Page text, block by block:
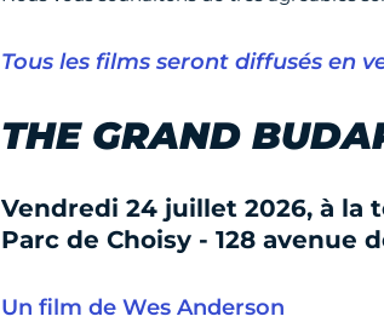
Tous les films seront diffusés en
THE GRAND
Vendredi 24 juillet 2026, à la
Parc de Choisy - 128 avenue
Un film de Wes Anderson